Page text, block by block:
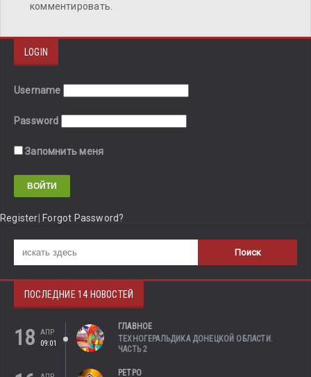
комментировать.
LOGIN
Username
Password
Запомнить меня
Register Forgot Password?
ПОСЛЕДНИЕ 14 НОВОСТЕЙ
18
АПР
09:01
ГЛАВНОЕ
ТЕХНОГЕРАЛЬДИКА ДОНЕЦКОЙ ОБЛАСТИ.
ЧАСТЬ 2
РЕТРО